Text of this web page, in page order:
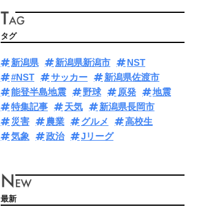
タグ
新潟県 新潟県新潟市
NST
#NST
サッカー
新潟県佐渡市
能登半島地震
野球 原発
地震
特集記事
天気
新潟県長岡市
災害
農業 グルメ
高校生
気象
政治 Jリーグ
最新